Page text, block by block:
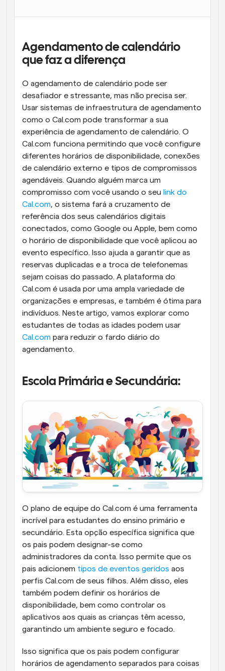
Agendamento potenciado com chamadas
Fluxos de trabalho
Blogue
Mantenha-se atualizado com as últimas notícias e
Reuniões Instantâneas
Reunião com clientes em minutos
Links de Grupo Dinâmico
Agende reuniões de forma fluida com várias pessoas
Webhooks
Receba notificações quando algo acontecer
Agendamento de calendário
que faz a diferença
O agendamento de calendário pode ser
desafiador e stressante, mas não precisa ser.
Usar sistemas de infraestrutura de agendamento
como o Cal.com pode transformar a sua
experiência de agendamento de calendário. O
Cal.com funciona permitindo que você configure
diferentes horários de disponibilidade, conexões
de calendário externo e tipos de compromissos
agendáveis. Quando alguém marca um
compromisso com você usando o seu link do
Cal.com, o sistema fará a cruzamento de
referência dos seus calendários digitais
conectados, como Google ou Apple, bem como
o horário de disponibilidade que você aplicou ao
evento específico. Isso ajuda a garantir que as
reservas duplicadas e a troca de telefonemas
sejam coisas do passado. A plataforma do
Cal.com é usada por uma ampla variedade de
organizações e empresas, e também é ótima para
indivíduos. Neste artigo, vamos explorar como
Cal.com para reduzir o fardo diário do
agendamento.
Escola Primária e Secundária:
O plano de equipe do Cal.com é uma ferramenta
incrível para estudantes do ensino primário e
secundário. Esta opção específica significa que
os pais podem designar-se como
administradores da conta. Isso permite que os
pais adicionem tipos de eventos geridos aos
perfis Cal.com de seus filhos. Além disso, eles
também podem definir os horários de
disponibilidade, bem como controlar os
aplicativos aos quais as crianças têm acesso,
garantindo um ambiente seguro e focado.
Isso significa que os pais podem configurar
horários de agendamento separados para coisas